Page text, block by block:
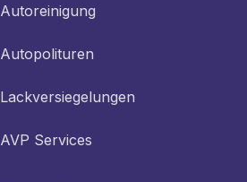
Autoreinigung
Autopolituren
Lackversiegelungen
AVP Services